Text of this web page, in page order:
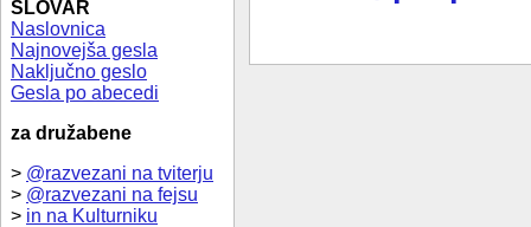
SLOVAR
Naslovnica
Najnovejša gesla
Naključno geslo
Gesla po abecedi
za družabene
> @razvezani na tviterju
> @razvezani na fejsu
> in na Kulturniku